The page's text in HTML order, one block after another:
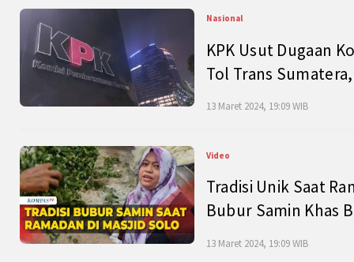
Nasional
KPK Usut Dugaan
Tol Trans
13 Maret 2024, 19:09 WIB
Video
Tradisi Unik Saat
Bubur Samin Khas
13 Maret 2024, 19:09 WIB